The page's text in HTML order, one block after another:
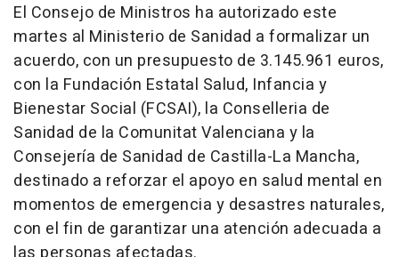
El Consejo de Ministros ha autorizado este
martes al Ministerio de Sanidad a formalizar un
acuerdo, con un presupuesto de 3.145.961 euros,
con la Fundación Estatal Salud, Infancia y
Bienestar Social (FCSAI), la Conselleria de
Sanidad de la Comunitat Valenciana y la
Consejería de Sanidad de Castilla-La Mancha,
destinado a reforzar el apoyo en salud mental en
momentos de emergencia y desastres naturales,
con el fin de garantizar una atención adecuada a